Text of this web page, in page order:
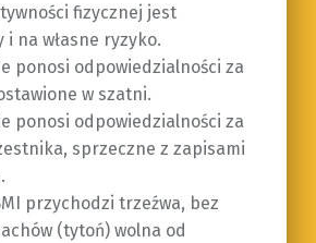
fizycznej jest
i na własne ryzyko.
ponosi odpowiedzialności za
w szatni.
ponosi odpowiedzialności za
sprzeczne z zapisami
przychodzi trzeźwa, bez
(tytoń) wolna od